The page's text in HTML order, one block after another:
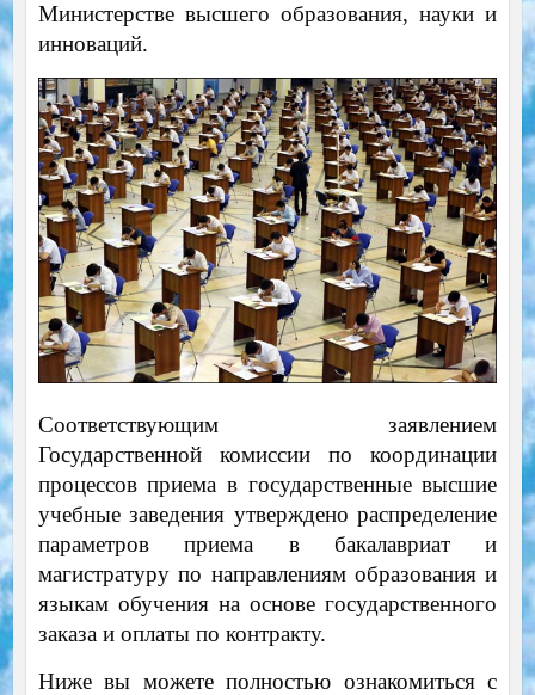
Министерстве высшего образования, науки и
инноваций.
Соответствующим заявлением
Государственной комиссии по координации
процессов приема в государственные высшие
учебные заведения утверждено распределение
параметров приема в бакалавриат и
магистратуру по направлениям образования и
языкам обучения на основе государственного
заказа и оплаты по контракту.
Ниже вы можете полностью ознакомиться с